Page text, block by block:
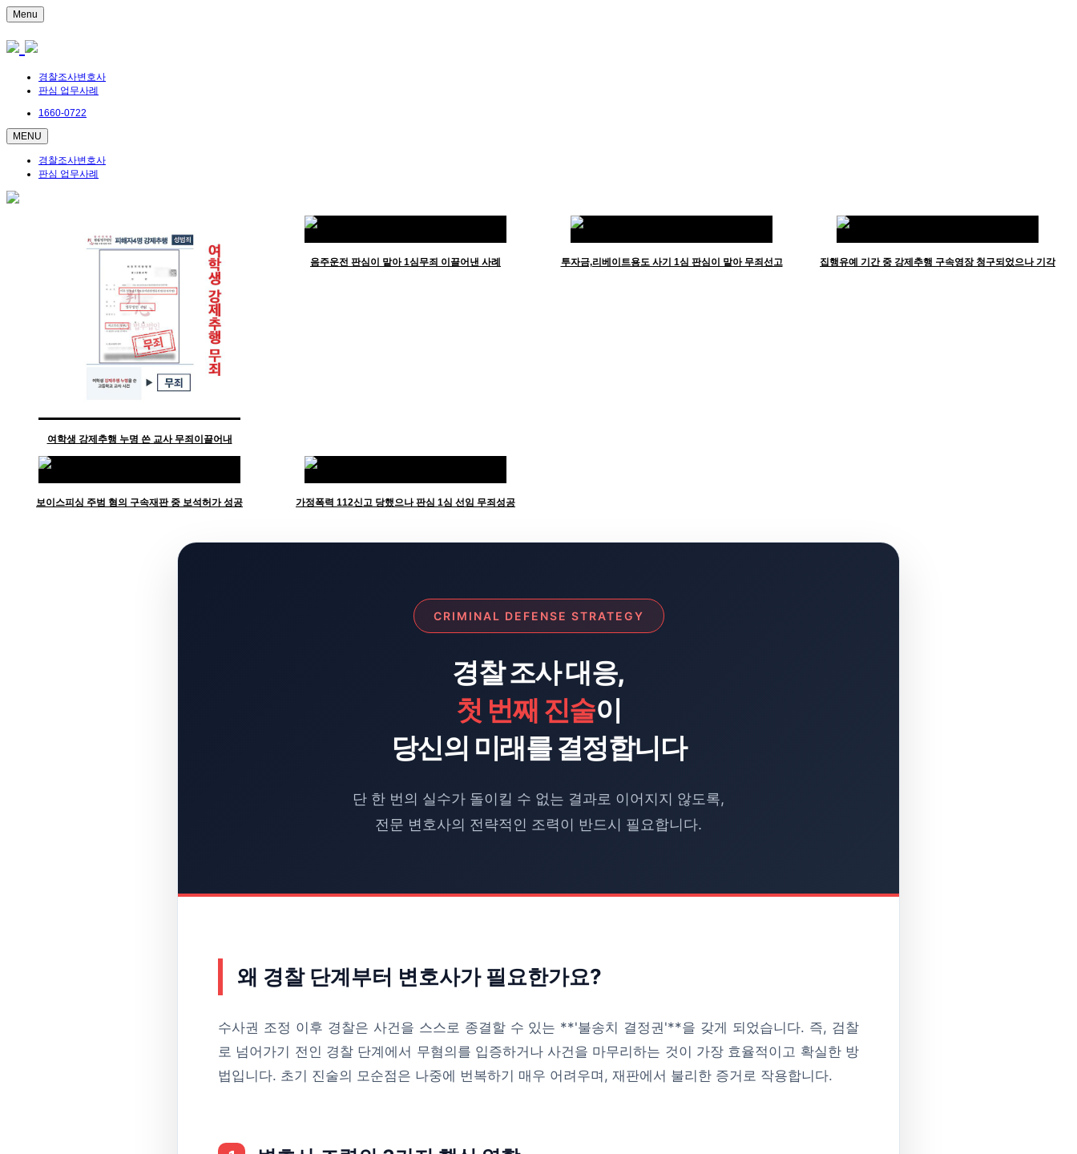
Menu
경찰조사변호사
판심 업무사례
1660-0722
MENU
경찰조사변호사
판심 업무사례
여학생 강제추행 누명 쓴 교사 무죄이끌어내
음주운전 판심이 맡아 1심무죄 이끌어낸 사례 투자금,리베이트용도 사기 1심 판심이 맡아 무죄선고 집행유예 기간 중 강제추행 구속영장 청구되었으나 기각
보이스피싱 주범 혐의 구속재판 중 보석허가 성공 가정폭력 112신고 당했으나 판심 1심 선임 무죄성공
CRIMINAL DEFENSE STRATEGY
경찰 조사 대응,
첫 번째 진술이
당신의 미래를 결정합니다
단 한 번의 실수가 돌이킬 수 없는 결과로 이어지지 않도록,
전문 변호사의 전략적인 조력이 반드시 필요합니다.
왜 경찰 단계부터 변호사가 필요한가요?
수사권 조정 이후 경찰은 사건을 스스로 종결할 수 있는 **'불송치 결정권'**을 갖게 되었습니다. 즉, 검찰
로 넘어가기 전인 경찰 단계에서 무혐의를 입증하거나 사건을 마무리하는 것이 가장 효율적이고 확실한 방
법입니다. 초기 진술의 모순점은 나중에 번복하기 매우 어려우며, 재판에서 불리한 증거로 작용합니다.